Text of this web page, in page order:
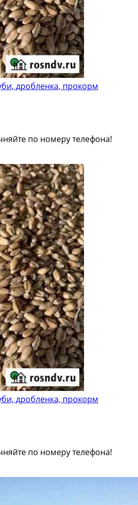
дробленка, прокорм
по номеру телефона!
дробленка, прокорм
по номеру телефона!